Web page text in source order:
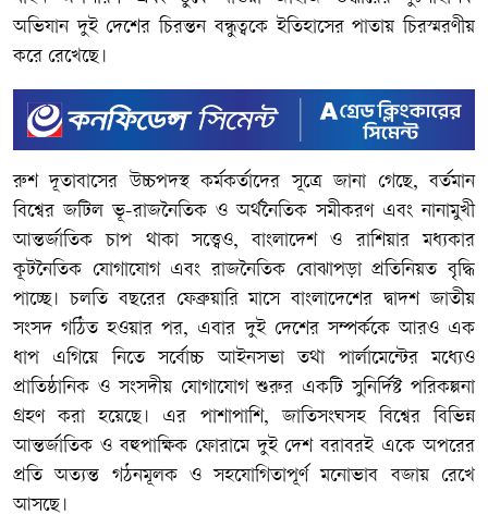
অভিযান দুই দেশের চিরন্তন বন্ধুত্বকে ইতিহাসের পাতায় চিরস্মরণীয়
করে রেখেছে।
রুশ দূতাবাসের উচ্চপদস্থ কর্মকর্তাদের সূত্রে জানা গেছে, বর্তমান
বিশ্বের জটিল ভূ-রাজনৈতিক ও অর্থনৈতিক সমীকরণ এবং নানামুখী
আন্তর্জাতিক চাপ থাকা সত্ত্বেও, বাংলাদেশ ও রাশিয়ার মধ্যকার
কূটনৈতিক যোগাযোগ এবং রাজনৈতিক বোঝাপড়া প্রতিনিয়ত বৃদ্ধি
পাচ্ছে। চলতি বছরের ফেব্রুয়ারি মাসে বাংলাদেশের দ্বাদশ জাতীয়
সংসদ গঠিত হওয়ার পর, এবার দুই দেশের সম্পর্ককে আরও এক
ধাপ এগিয়ে নিতে সর্বোচ্চ আইনসভা তথা পার্লামেন্টের মধ্যেও
প্রাতিষ্ঠানিক ও সংসদীয় যোগাযোগ শুরুর একটি সুনির্দিষ্ট পরিকল্পনা
গ্রহণ করা হয়েছে। এর পাশাপাশি, জাতিসংঘসহ বিশ্বের বিভিন্ন
আন্তর্জাতিক ও বহুপাক্ষিক ফোরামে দুই দেশ বরাবরই একে অপরের
প্রতি অত্যন্ত গঠনমূলক ও সহযোগিতাপূর্ণ মনোভাব বজায় রেখে
আসছে।